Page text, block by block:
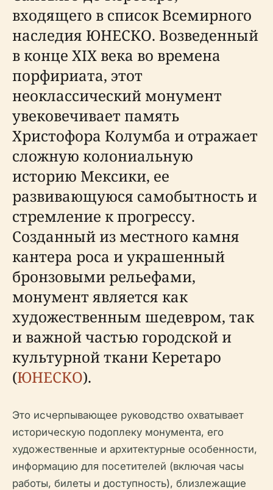
входящего в список Всемирного
наследия ЮНЕСКО. Возведенный
в конце XIX века во времена
порфириата, этот
неоклассический монумент
увековечивает память
Христофора Колумба и отражает
сложную колониальную
историю Мексики, ее
развивающуюся самобытность и
стремление к прогрессу.
Созданный из местного камня
кантера роса и украшенный
бронзовыми рельефами,
монумент является как
художественным шедевром, так
и важной частью городской и
культурной ткани Керетаро
(ЮНЕСКО).
Это исчерпывающее руководство охватывает
историческую подоплеку монумента, его
художественные и архитектурные особенности,
информацию для посетителей (включая часы
работы, билеты и доступность), близлежащие